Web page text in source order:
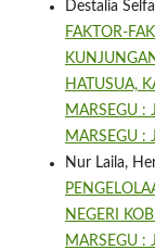
Destalia
FAKTOR-
HATUSUA,
MARSEGU :
MARSEGU :
Nur Laila,
NEGERI
MARSEGU :